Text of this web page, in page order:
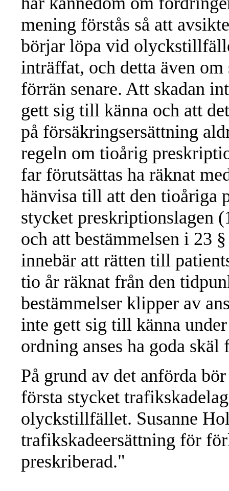
mening förstås så att
börjar löpa vid
inträffat, och detta även
förrän senare. Att skadan
gett sig till känna och att
på försäkringsersättning
regeln om tioårig
far förutsättas ha räknat
hänvisa till att den tioåriga
stycket preskriptionslagen
och att bestämmelsen i 23
innebär att rätten till
tio år räknat från den
bestämmelser klipper av
inte gett sig till känna
ordning anses ha goda skäl
På grund av det anförda
första stycket
olyckstillfället. Susanne
trafikskadeersättning för
preskriberad."